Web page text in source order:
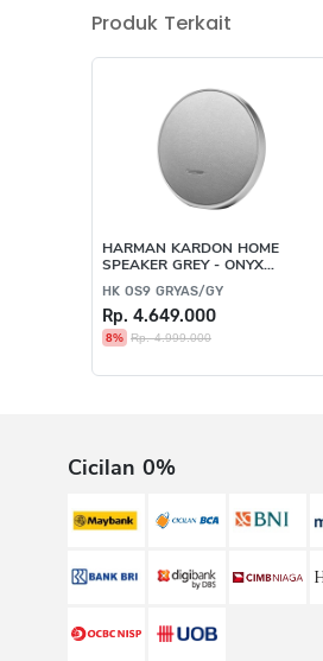
Produk Terkait
HARMAN KARDON HOME
SPEAKER GREY - ONYX
HK OS9 GRYAS/GY
Rp. 4.649.000
8% Rp. 4.999.000
Cicilan 0%